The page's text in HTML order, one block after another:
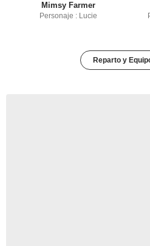
Mimsy Farmer
Personaje : Lucie
Reparto y